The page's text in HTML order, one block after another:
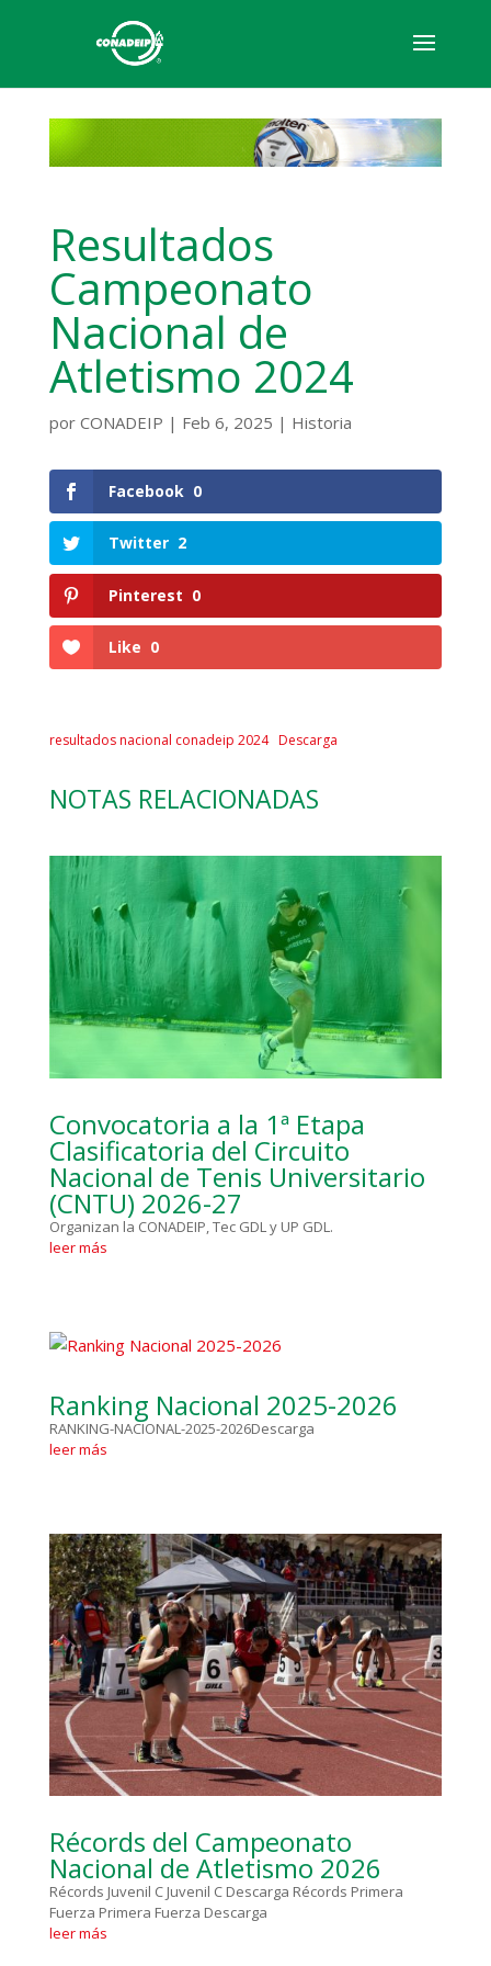
Resultados
Campeonato
Nacional de
Atletismo 2024
por CONADEIP | Feb 6, 2025 | Historia
Facebook 0
Twitter 2
Pinterest 0
Like 0
resultados nacional conadeip 2024 Descarga
NOTAS RELACIONADAS
Convocatoria a la 1ª Etapa
Clasificatoria del Circuito
Nacional de Tenis Universitario
(CNTU) 2026-27
Organizan la CONADEIP, Tec GDL y UP GDL.
leer más
Ranking Nacional 2025-2026
RANKING-NACIONAL-2025-2026Descarga
leer más
Récords del Campeonato
Nacional de Atletismo 2026
Récords Juvenil C Juvenil C Descarga Récords Primera
Fuerza Primera Fuerza Descarga
leer más